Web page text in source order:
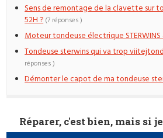
Sens de remontage de la clavette sur
52H ? (7 réponses )
Moteur tondeuse électrique STERWINS
Tondeuse sterwins qui va trop
réponses )
Démonter le capot de ma tondeuse
Réparer, c'est bien, mais si